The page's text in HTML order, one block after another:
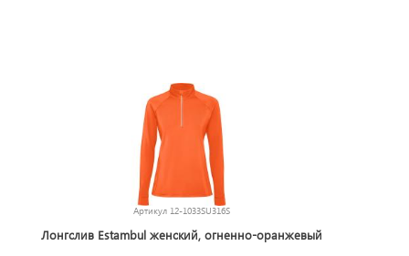
Артикул 12-1033SU316S
Лонгслив Estambul женский, огненно-оранжевый